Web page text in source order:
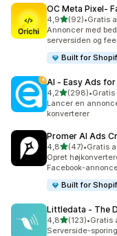
OC Meta Pixel‑
4,9ud af 5 stjerner
(92)
92 anmeldelser i
•Gratis
Annoncer med
serversiden og
Built for
AI ‑ Easy Ads
4,2ud af 5 stjerner
(298)
298 anmeldelser i
•
Lancer en
konverterer
Promer AI Ads
4,8ud af 5 stjerner
(47)
47 anmeldelser i
•Gratis
Opret
Facebook-
Built for
Littledata ‑ The
4,8ud af 5 stjerner
(123)
123 anmeldelser i
•Gratis
Serverside-